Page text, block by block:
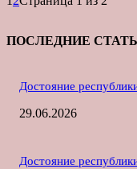
ПОСЛЕДНИЕ
Достояние
29.06.2026
Достояние